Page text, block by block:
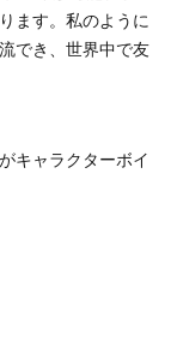
ます。私のように
でき、世界中で友
キャラクターボイ